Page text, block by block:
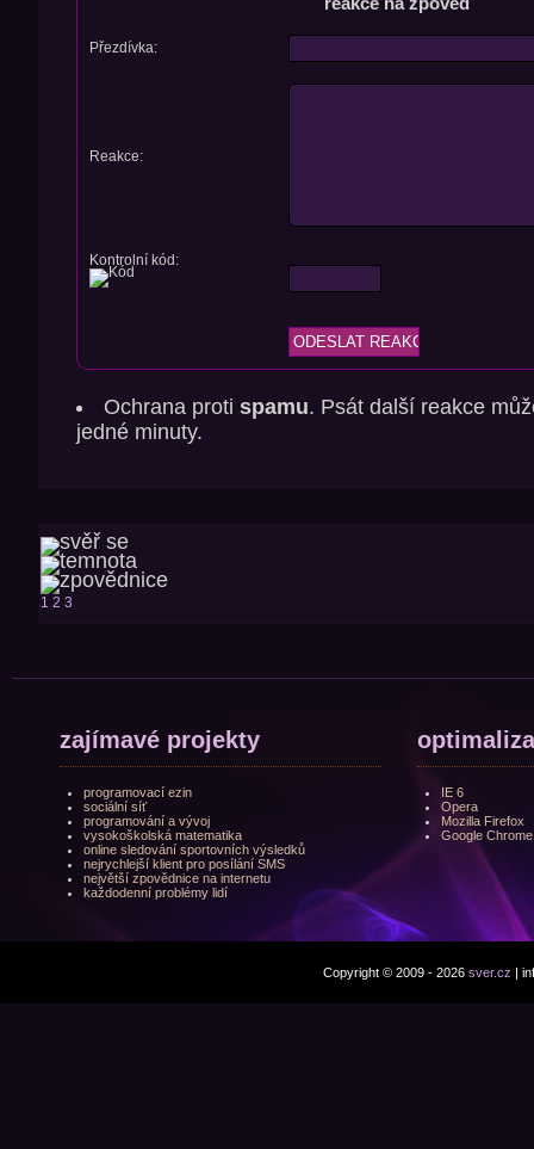
Přezdívka:
Reakce:
Kontrolní kód:
Ochrana protispamu. Psát další reakce
jedné minuty.
1 2 3
zajímavé projekty
programovací ezin
sociální síť
programování a vývoj
vysokoškolská matematika
online sledování sportovních výsledků
nejrychlejší klient pro posílání SMS
největší zpovědnice na internetu
každodenní problémy lidí
IE 6
Opera
Mozilla Firefox
Google Chrome
Copyright © 2009 - 2026 sver.cz |